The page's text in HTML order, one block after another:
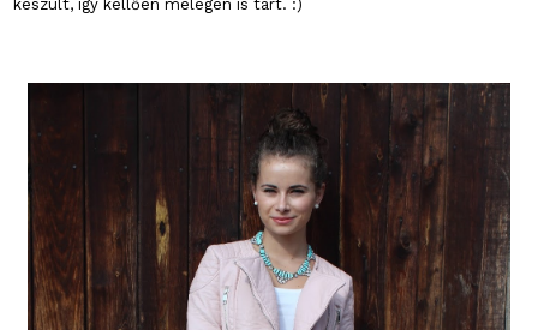
készült, így kellően melegen is tart. :)